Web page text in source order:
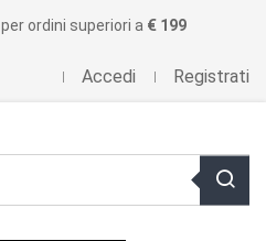
per ordini superiori a € 199
Accedi Registrati